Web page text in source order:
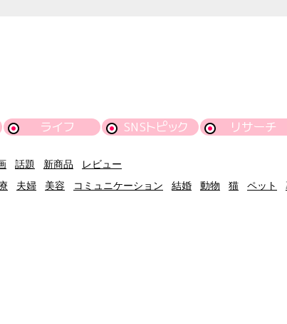
ライフ SNSトピック リサーチ
話題 新商品
レビュー
夫婦 美容 コミュニケーション 結婚 動物 猫 ペット